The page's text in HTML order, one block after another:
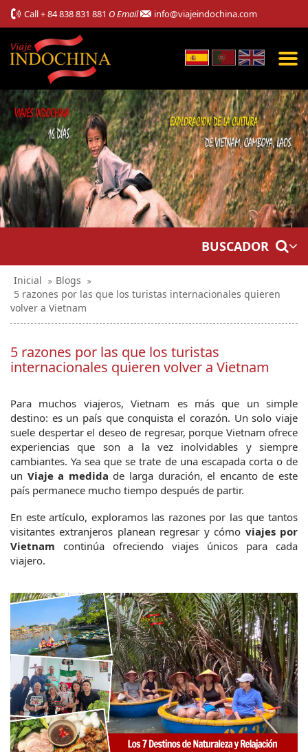
Call+ 84 838 831 881 O Email info@viajeindochina.com
BUSCADOR
Inicial
Blogs
5 razones por las que los turistas internacionales quieren
volver a Vietnam
5 razones por las que los turistas
internacionales quieren volver a Vietnam
Para muchos viajeros, Vietnam es más que un simple
destino: es un país que conquista el corazón. Un solo viaje
suele despertar el deseo de regresar, porque Vietnam ofrece
experiencias que son a la vez inolvidables y siempre
cambiantes. Ya sea que se trate de una escapada corta o de
un Viaje a medida de larga duración, el encanto de este
país permanece mucho tiempo después de partir.
En este artículo, exploramos las razones por las que tantos
visitantes extranjeros planean regresar y cómo viajes por
Vietnam continúa ofreciendo viajes únicos para cada
viajero.